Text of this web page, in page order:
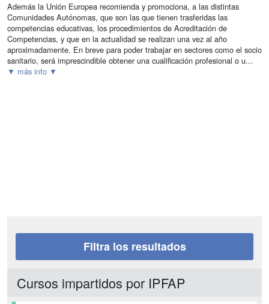
Además la Unión Europea recomienda y promociona, a las distintas
Comunidades Autónomas, que son las que tienen trasferidas las
competencias educativas, los procedimientos de Acreditación de
Competencias, y que en la actualidad se realizan una vez al año
aproximadamente. En breve para poder trabajar en sectores como el socio
sanitario, será imprescindible obtener una cualificación profesional o u...
▼ más info ▼
Filtra los resultados
Cursos impartidos por IPFAP